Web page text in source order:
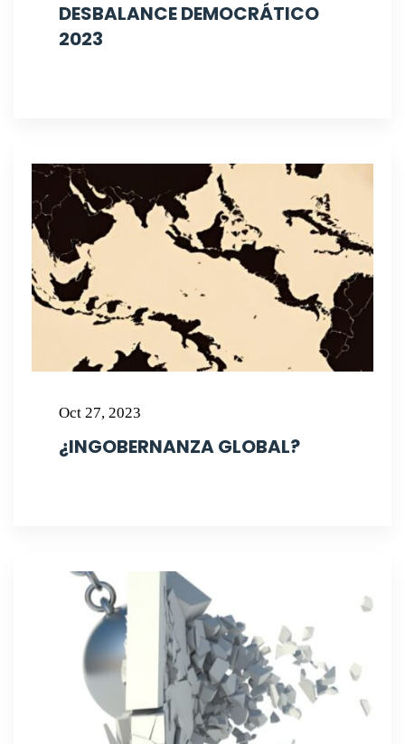
DESBALANCE DEMOCRÁTICO
2023
Oct 27, 2023
¿INGOBERNANZA GLOBAL?